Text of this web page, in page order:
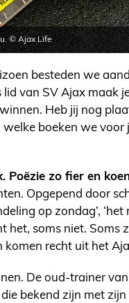
© Ajax Life
besteden we
van SV Ajax maak
Heb jij nog
boeken we voor
Poëzie zo fier en
Opgepend door
op zondag’, ‘het
het, soms niet. Soms
komen recht uit het
De oud-trainer
bekend zijn met zijn